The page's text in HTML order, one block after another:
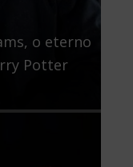
o eterno
Potter